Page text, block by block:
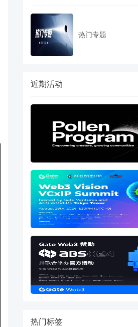
热门专题
近期活动
热门标签